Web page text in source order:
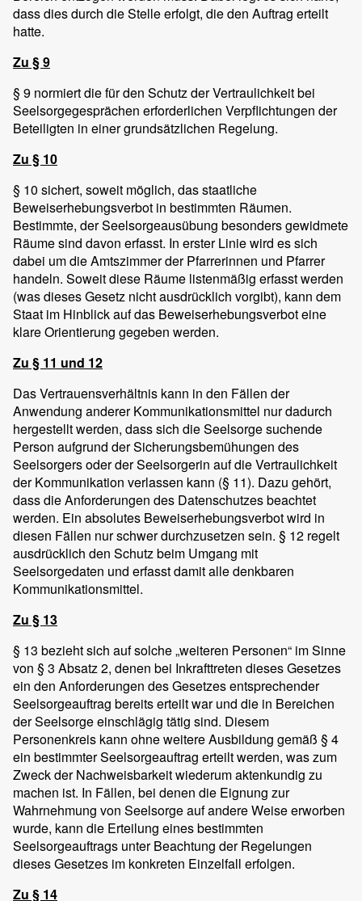
dass dies durch die Stelle erfolgt, die den Auftrag erteilt
hatte.
Zu § 9
§ 9 normiert die für den Schutz der Vertraulichkeit bei
Seelsorgegesprächen erforderlichen Verpflichtungen der
Beteiligten in einer grundsätzlichen Regelung.
Zu § 10
§ 10 sichert, soweit möglich, das staatliche
Beweiserhebungsverbot in bestimmten Räumen.
Bestimmte, der Seelsorgeausübung besonders gewidmete
Räume sind davon erfasst. In erster Linie wird es sich
dabei um die Amtszimmer der Pfarrerinnen und Pfarrer
handeln. Soweit diese Räume listenmäßig erfasst werden
(was dieses Gesetz nicht ausdrücklich vorgibt), kann dem
Staat im Hinblick auf das Beweiserhebungsverbot eine
klare Orientierung gegeben werden.
Zu § 11 und 12
Das Vertrauensverhältnis kann in den Fällen der
Anwendung anderer Kommunikationsmittel nur dadurch
hergestellt werden, dass sich die Seelsorge suchende
Person aufgrund der Sicherungsbemühungen des
Seelsorgers oder der Seelsorgerin auf die Vertraulichkeit
der Kommunikation verlassen kann (§ 11). Dazu gehört,
dass die Anforderungen des Datenschutzes beachtet
werden. Ein absolutes Beweiserhebungsverbot wird in
diesen Fällen nur schwer durchzusetzen sein. § 12 regelt
ausdrücklich den Schutz beim Umgang mit
Seelsorgedaten und erfasst damit alle denkbaren
Kommunikationsmittel.
Zu § 13
§ 13 bezieht sich auf solche „weiteren Personen“ im Sinne
von § 3 Absatz 2, denen bei Inkrafttreten dieses Gesetzes
ein den Anforderungen des Gesetzes entsprechender
Seelsorgeauftrag bereits erteilt war und die in Bereichen
der Seelsorge einschlägig tätig sind. Diesem
Personenkreis kann ohne weitere Ausbildung gemäß § 4
ein bestimmter Seelsorgeauftrag erteilt werden, was zum
Zweck der Nachweisbarkeit wiederum aktenkundig zu
machen ist. In Fällen, bei denen die Eignung zur
Wahrnehmung von Seelsorge auf andere Weise erworben
wurde, kann die Erteilung eines bestimmten
Seelsorgeauftrags unter Beachtung der Regelungen
dieses Gesetzes im konkreten Einzelfall erfolgen.
Zu § 14